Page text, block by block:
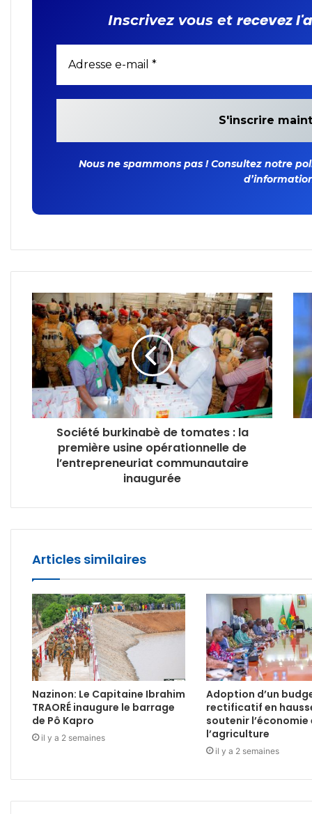
Inscrivez vous et recevez
Nous ne spammons pas ! Consultez notre
Société burkinabè de tomates : la
première usine opérationnelle de
l’entrepreneuriat communautaire
inaugurée
Articles similaires
Nazinon: Le Capitaine Ibrahim
TRAORÉ inaugure le barrage
de Pô Kapro
il y a 2 semaines
Adoption d’un
rectificatif en
soutenir l’économie
l’agriculture
il y a 2 semaines